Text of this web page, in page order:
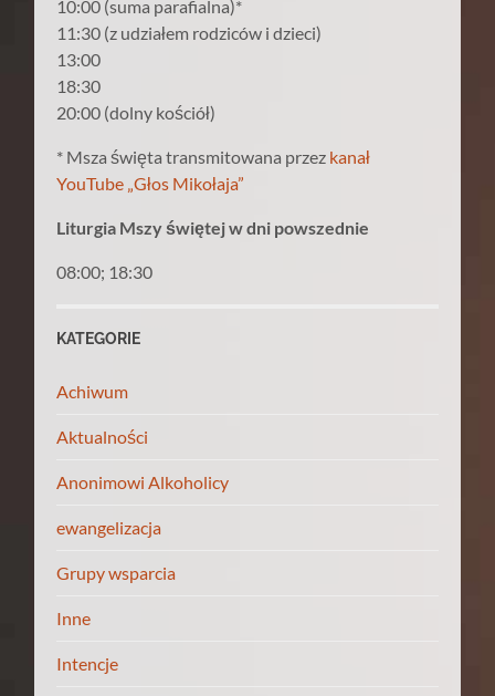
10:00 (suma parafialna)*
11:30 (z udziałem rodziców i dzieci)
13:00
18:30
20:00 (dolny kościół)
* Msza święta transmitowana przez kanał
YouTube „Głos Mikołaja”
Liturgia Mszy świętej w dni powszednie
08:00; 18:30
KATEGORIE
Achiwum
Aktualności
Anonimowi Alkoholicy
ewangelizacja
Grupy wsparcia
Inne
Intencje